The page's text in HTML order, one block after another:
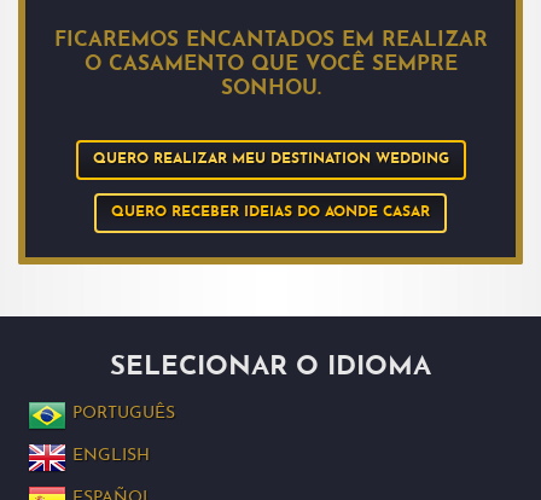
FICAREMOS ENCANTADOS EM REALIZAR
O CASAMENTO QUE VOCÊ SEMPRE
SONHOU.
QUERO REALIZAR MEU DESTINATION WEDDING
QUERO RECEBER IDEIAS DO AONDE CASAR
SELECIONAR O IDIOMA
PORTUGUÊS
ENGLISH